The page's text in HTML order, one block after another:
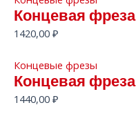
Концевая
1420,00 ₽
Концевые фрезы
Концевая
1440,00 ₽